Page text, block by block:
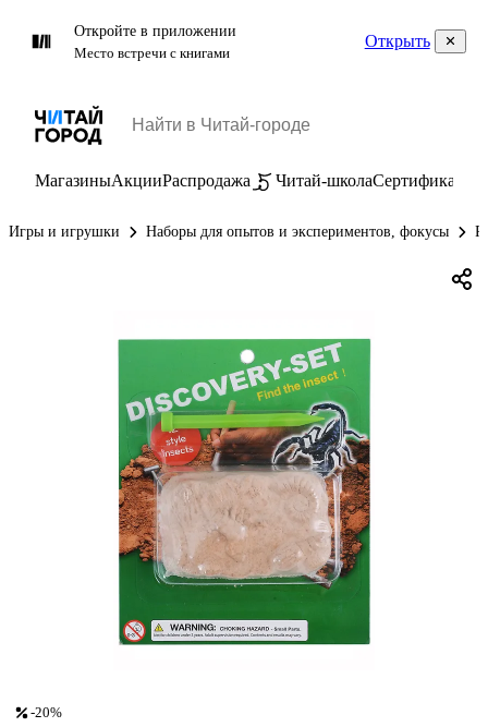
Откройте в приложении
Место встречи с книгами
Открыть
МагазиныАкцииРаспродажа Читай-школаСертификаты
Игры и игрушки Наборы для опытов и экспериментов, фокусы
-20%